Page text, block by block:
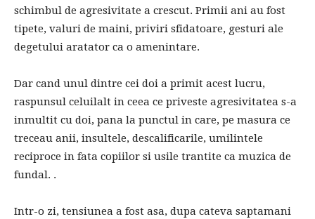
schimbul de agresivitate a crescut. Primii ani au fost
tipete, valuri de maini, priviri sfidatoare, gesturi ale
degetului aratator ca o amenintare.
Dar cand unul dintre cei doi a primit acest lucru,
raspunsul celuilalt in ceea ce priveste agresivitatea s-a
inmultit cu doi, pana la punctul in care, pe masura ce
treceau anii, insultele, descalificarile, umilintele
reciproce in fata copiilor si usile trantite ca muzica de
fundal. .
Intr-o zi, tensiunea a fost asa, dupa cateva saptamani